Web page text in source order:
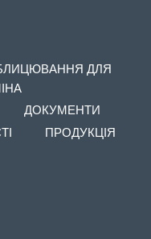
ДЛЯ
ДОКУМЕНТИ
ПРОДУКЦІЯ